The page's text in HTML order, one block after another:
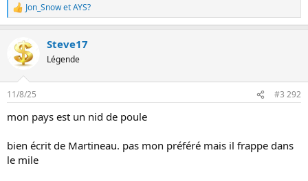
L
e
r
é
a
n
:
Jon_SnowetAYS?
Steve17
Légende
11/8/25 #3 292
mon pays est un nid de poule
bien écrit de Martineau. pas mon préféré mais il frappe dans
le mile